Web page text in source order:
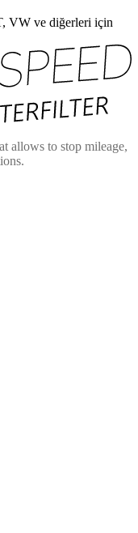
VW ve diğerleri için
allows to stop mileage,